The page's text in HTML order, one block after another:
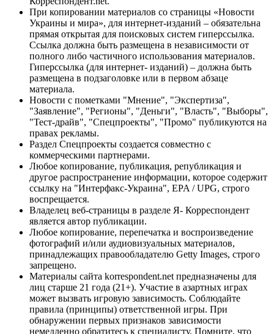
При копировании материалов со страницы «Новости
Украины и мира», для интернет-изданий – обязательна
прямая открытая для поисковых систем гиперссылка.
Ссылка должна быть размещена в независимости от
полного либо частичного использования материалов.
Гиперссылка (для интернет- изданий) – должна быть
размещена в подзаголовке или в первом абзаце
материала.
Новости с пометками "Мнение", "Экспертиза",
"Заявление", "Регионы", "Деньги", "Власть", "Выборы",
"Тест-драйв", "Спецпроекты", "Промо" публикуются на
правах рекламы.
Раздел Спецпроекты создается совместно с
коммерческими партнерами.
Любое копирование, публикация, републикация и
другое распространение информации, которое содержит
ссылку на "Интерфакс-Украина", EPA / UPG, строго
воспрещается.
Владелец веб-страницы в разделе Я- Корреспондент
является автор публикации.
Любое копирование, перепечатка и воспроизведение
фотографий и/или аудиовизуальных материалов,
принадлежащих правообладателю Getty Images, строго
запрещено.
Материалы сайта korrespondent.net предназначены для
лиц старше 21 года (21+). Участие в азартных играх
может вызвать игровую зависимость. Соблюдайте
правила (принципы) ответственной игры. При
обнаружении первых признаков зависимости
немедленно обратитесь к специалисту. Помните, что